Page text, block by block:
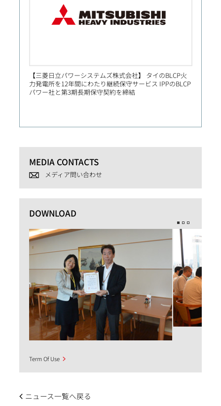
【三菱日立パワーシステムズ株式会社】 タイのBLCP火
力発電所を12年間にわたり継続保守サービス IPPのBLCP
パワー社と第3期長期保守契約を締結
MEDIA CONTACTS
メディア問い合わせ
DOWNLOAD
Term Of Use
ニュース一覧へ戻る